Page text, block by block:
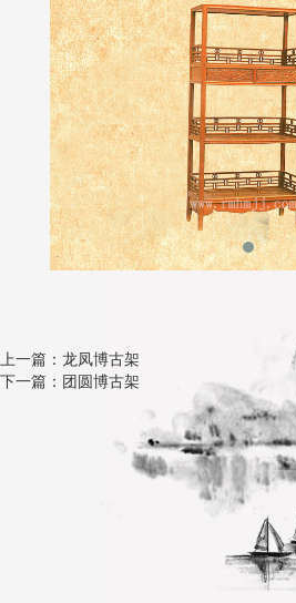
上一篇：龙凤博古架
下一篇：团圆博古架